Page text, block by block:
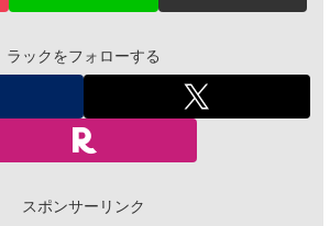
ラックをフォローする
スポンサーリンク